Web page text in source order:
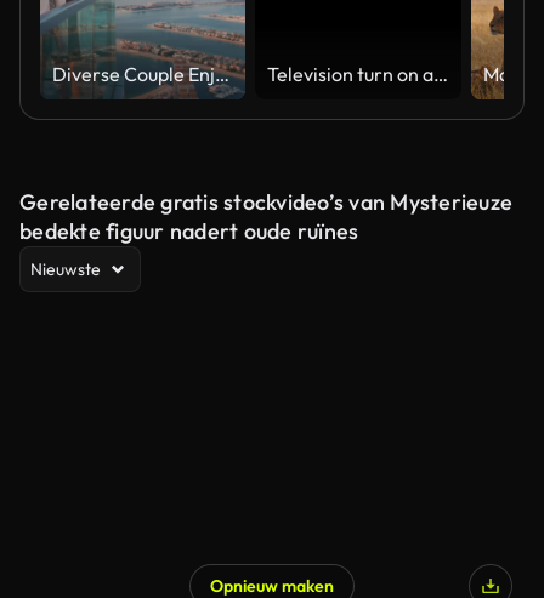
Diverse Couple Enjoying Sunset Views from High Rise Sky Deck Overlooking Palm Jumeirah Television turn on and off. Switch on tv effect, switch off tv effect. Turn on Lcd TV effect, turn off TV effect . Led Tv on and off on black background
Gerelateerde gratis stockvideo’s van Mysterieuze
bedekte figuur nadert oude ruïnes
Nieuwste
Opnieuw maken